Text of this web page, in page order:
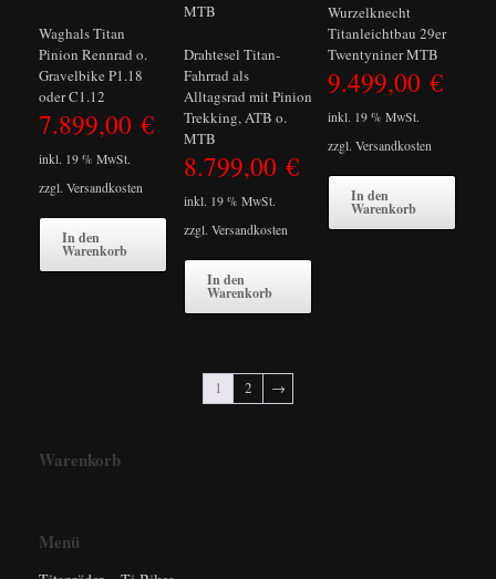
Waghals Titan
Pinion Rennrad o.
Gravelbike P1.18
oder C1.12
7.899,00 €
inkl. 19 % MwSt.
zzgl. Versandkosten
In den
Warenkorb
Drahtesel Titan-
Fahrrad als
Alltagsrad mit Pinion
Trekking, ATB o.
MTB
8.799,00 €
inkl. 19 % MwSt.
zzgl. Versandkosten
In den
Warenkorb
Wurzelknecht
Titanleichtbau 29er
Twentyniner MTB
9.499,00€
inkl. 19 % MwSt.
zzgl.Versandkosten
In den
Warenkorb
1 2 →
Warenkorb
Menü